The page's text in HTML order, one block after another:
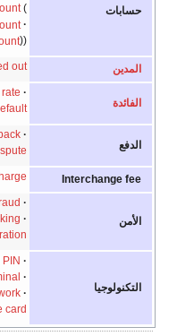
حسابات
المدين out
الفائدة
الدفع
Interchange fee
الأمن
التكنولوجيا
card